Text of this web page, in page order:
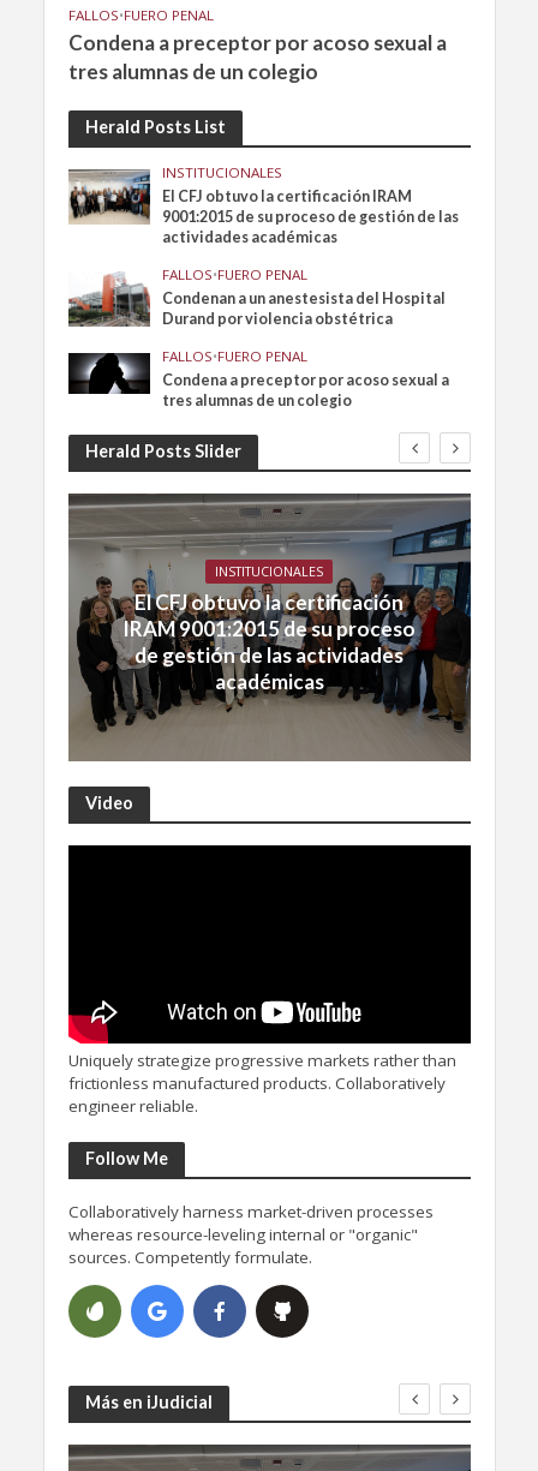
FALLOS•FUERO PENAL
Condena a preceptor por acoso sexual a
tres alumnas de un colegio
Herald Posts List
INSTITUCIONALES
El CFJ obtuvo la certificación IRAM
9001:2015 de su proceso de gestión de las
actividades académicas
FALLOS•FUERO PENAL
Condenan a un anestesista del Hospital
Durand por violencia obstétrica
FALLOS•FUERO PENAL
Condena a preceptor por acoso sexual a
tres alumnas de un colegio
Herald Posts Slider
INSTITUCIONALES
El CFJ obtuvo la certificación
IRAM 9001:2015 de su proceso
de gestión de las actividades
académicas
Video
Uniquely strategize progressive markets rather than
frictionless manufactured products. Collaboratively
engineer reliable.
Follow Me
Collaboratively harness market-driven processes
whereas resource-leveling internal or "organic"
sources. Competently formulate.
Más en iJudicial